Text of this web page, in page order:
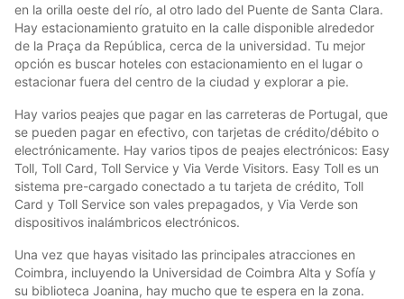
en la orilla oeste del río, al otro lado del Puente de Santa Clara.
Hay estacionamiento gratuito en la calle disponible alrededor
de la Praça da República, cerca de la universidad. Tu mejor
opción es buscar hoteles con estacionamiento en el lugar o
estacionar fuera del centro de la ciudad y explorar a pie.
Hay varios peajes que pagar en las carreteras de Portugal, que
se pueden pagar en efectivo, con tarjetas de crédito/débito o
electrónicamente. Hay varios tipos de peajes electrónicos: Easy
Toll, Toll Card, Toll Service y Via Verde Visitors. Easy Toll es un
sistema pre-cargado conectado a tu tarjeta de crédito, Toll
Card y Toll Service son vales prepagados, y Via Verde son
dispositivos inalámbricos electrónicos.
Una vez que hayas visitado las principales atracciones en
Coimbra, incluyendo la Universidad de Coimbra Alta y Sofía y
su biblioteca Joanina, hay mucho que te espera en la zona.